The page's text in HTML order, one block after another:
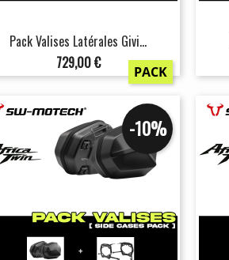
Pack Valises Latérales Givi...
Prix
729,00 € PACK
-10%